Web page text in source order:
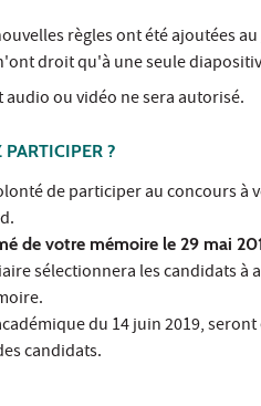
règles ont été ajoutées au
droit qu'à une seule
ou vidéo ne sera autorisé.
?
de participer au concours
de votre mémoire le 29 mai
sélectionnera les candidats
du 14 juin 2019,
candidats.